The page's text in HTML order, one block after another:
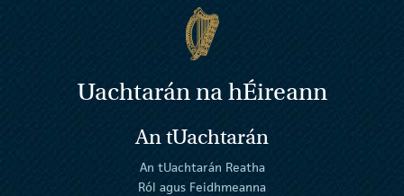
Uachtarán nahÉireann
An tUachtarán
An tUachtarán Reatha
Ról agus Feidhmeanna